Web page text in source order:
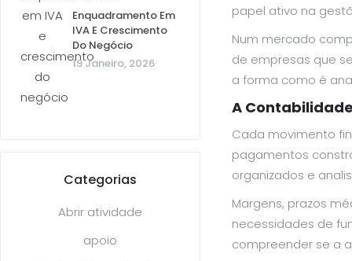
Enquadramento Em
IVA E Crescimento
Do Negócio
19 Janeiro, 2026
Categorias
Abrir atividade
apoio
papel ativo na
Num mercado
de empresas que
a forma como é
A
Cada movimento
pagamentos
organizados e
Margens, prazos
necessidades de
compreender se a